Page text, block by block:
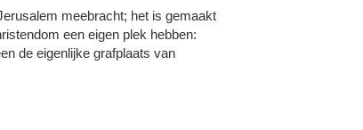
meebracht; het is gemaakt
een eigen plek hebben:
de eigenlijke grafplaats van